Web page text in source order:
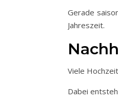
Gerade
Jahreszeit.
Viele
Dabei